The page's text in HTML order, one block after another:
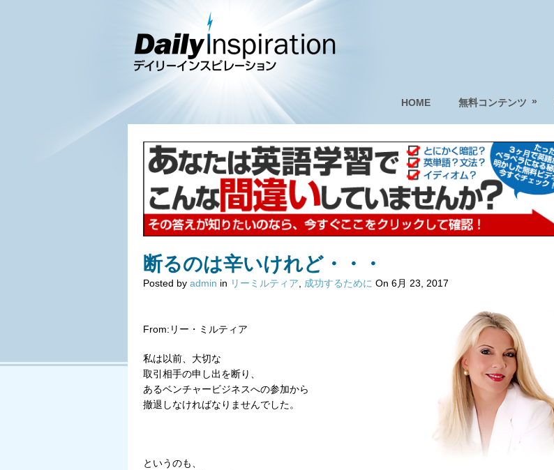
HOME 無料コンテンツ »
断るのは辛いけれど・・・
Posted by admin in リーミルティア 成功するために On 6月 23, 2017
From:リー・ミルティア
私は以前、大切な
取引相手の申し出を断り、
あるベンチャービジネスへの参加から
撤退しなければなりませんでした。
というのも、